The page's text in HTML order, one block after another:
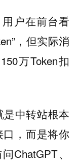
用户在前台看
，但实际消
万Token扣
是中转站根本
，而是将你
ChatGPT、